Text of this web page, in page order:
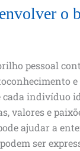
o
pessoal
e
indivíduo
valores e
ajudar a
ser